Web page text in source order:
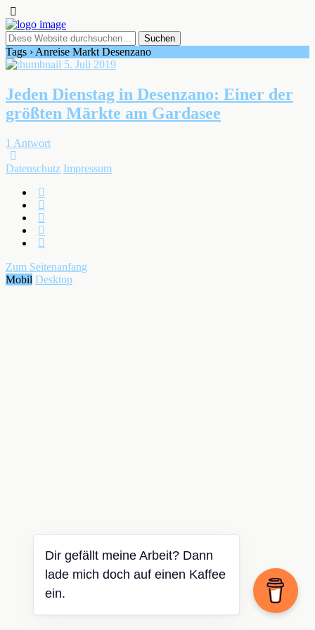
Tags › Anreise Markt Desenzano
5. Juli 2019
Jeden Dienstag in Desenzano: Einer der
größten Märkte am Gardasee
1 Antwort
Datenschutz Impressum
Zum Seitenanfang
Mobil Desktop
Dir gefällt meine Arbeit? Dann
lade mich doch auf einen Kaffee
ein.